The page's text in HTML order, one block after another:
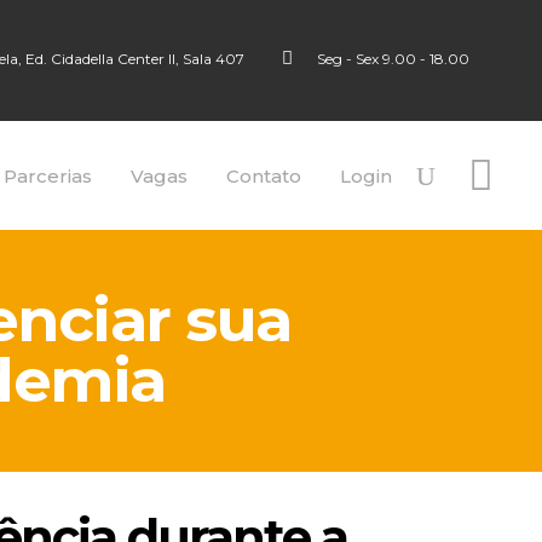
Ed. Cidadella Center II, Sala 407 Seg - Sex 9.00 - 18.00
Vagas Contato Login
sua